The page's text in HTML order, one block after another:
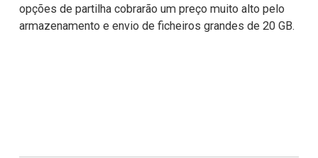
opções de partilha cobrarão um preço muito alto pelo
armazenamento e envio de ficheiros grandes de 20 GB.